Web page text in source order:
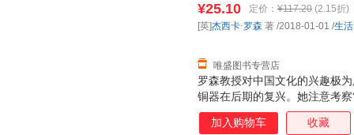
办“盛世华章——康、雍、乾三
三朝盛世和丰富艺术内涵。在
罗森教授对中国文化的兴趣极
铜器在后期的复兴。她注意考
理论在探讨青铜器发展方面卓
于上古玉器在后期的保存及重
¥25.10 定价： ¥117.20 (2.15折)
唯盛图书专营店
[英]杰西卡·罗森 著 /2018-01-01 /生
加入购物车 收藏